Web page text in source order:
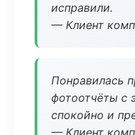
исправили.
— Клиент
Понравилась
фотоотчёты с
спокойно и
— Клиент